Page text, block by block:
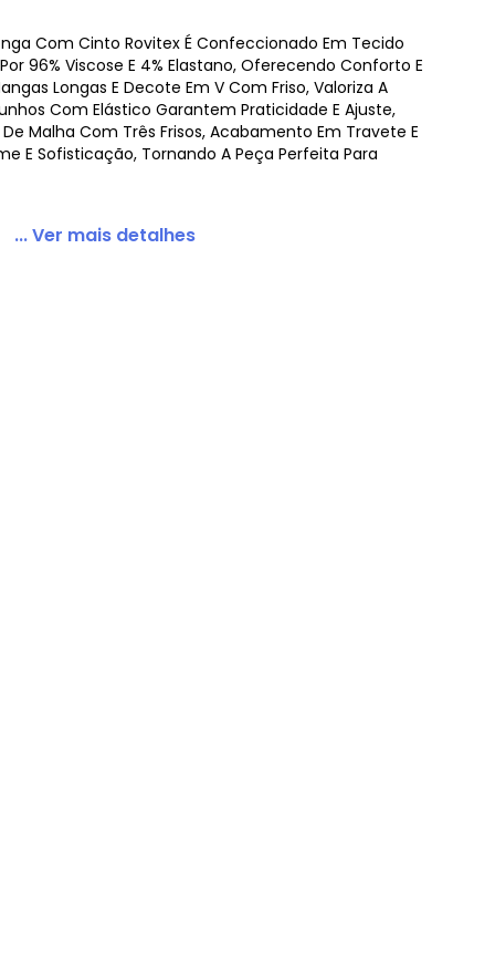
Laranja
Com Cinto Rovitex É Confeccionado Em Tecido
96% Viscose E 4% Elastano, Oferecendo Conforto E
Longas E Decote Em V Com Friso, Valoriza A
Com Elástico Garantem Praticidade E Ajuste,
Malha Com Três Frisos, Acabamento Em Travete E
E Sofisticação, Tornando A Peça Perfeita Para
... Ver mais detalhes